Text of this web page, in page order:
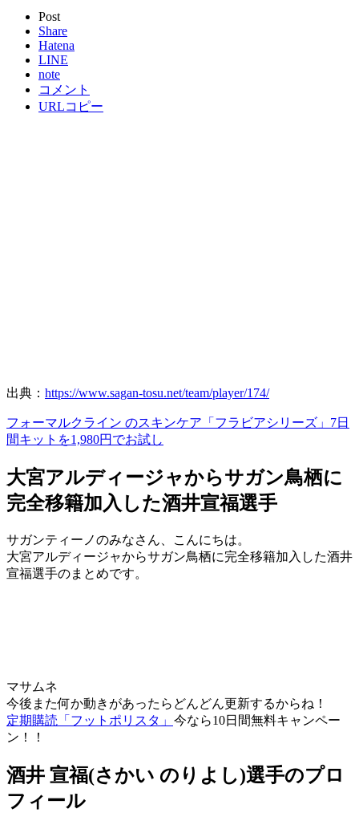
Post
Share
Hatena
LINE
note
コメント
URLコピー
出典： https://www.sagan-tosu.net/team/player/174/
フォーマルクライン のスキンケア「フラビアシリーズ」7日
間キットを1,980円でお試し
大宮アルディージャからサガン鳥栖に
完全移籍加入した酒井宣福選手
サガンティーノのみなさん、こんにちは。
大宮アルディージャからサガン鳥栖に完全移籍加入した酒井
宣福選手のまとめです。
マサムネ
今後また何か動きがあったらどんどん更新するからね！
定期購読「フットポリスタ」 今なら10日間無料キャンペー
ン！！
酒井 宣福(さかい のりよし)選手のプロ
フィール